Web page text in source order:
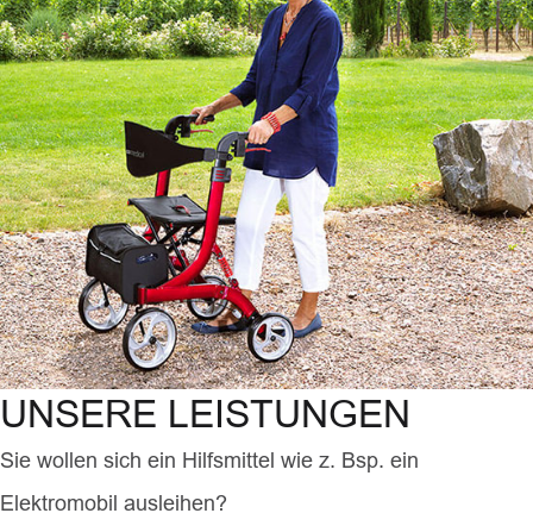
UNSERE LEISTUNGEN
Sie wollen sich ein Hilfsmittel wie z. Bsp. ein
Elektromobil ausleihen?